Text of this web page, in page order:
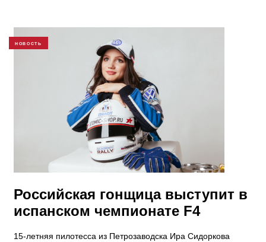
НОВОСТЬ
Российская гонщица выступит в
испанском чемпионате F4
15-летняя пилотесса из Петрозаводска Ира Сидоркова